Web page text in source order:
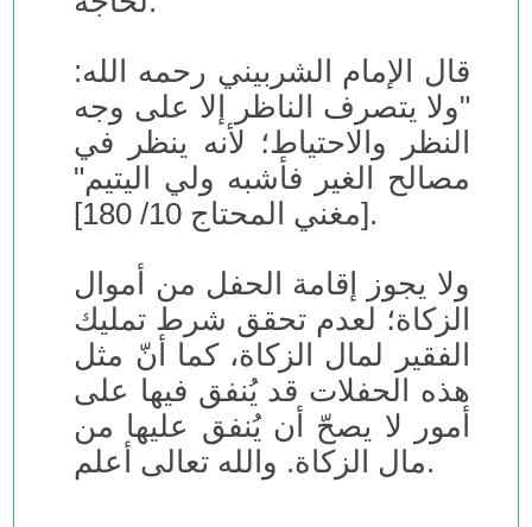
قال الإمام الشربيني رحمه الله:
"ولا يتصرف الناظر إلا على وجه
النظر والاحتياط؛ لأنه ينظر في
مصالح الغير فأشبه ولي اليتيم"
[مغني المحتاج 10/ 180].
ولا يجوز إقامة الحفل من أموال
الزكاة؛ لعدم تحقق شرط تمليك
الفقير لمال الزكاة، كما أنّ مثل
هذه الحفلات قد يُنفق فيها على
أمور لا يصحّ أن يُنفق عليها من
مال الزكاة. والله تعالى أعلم.